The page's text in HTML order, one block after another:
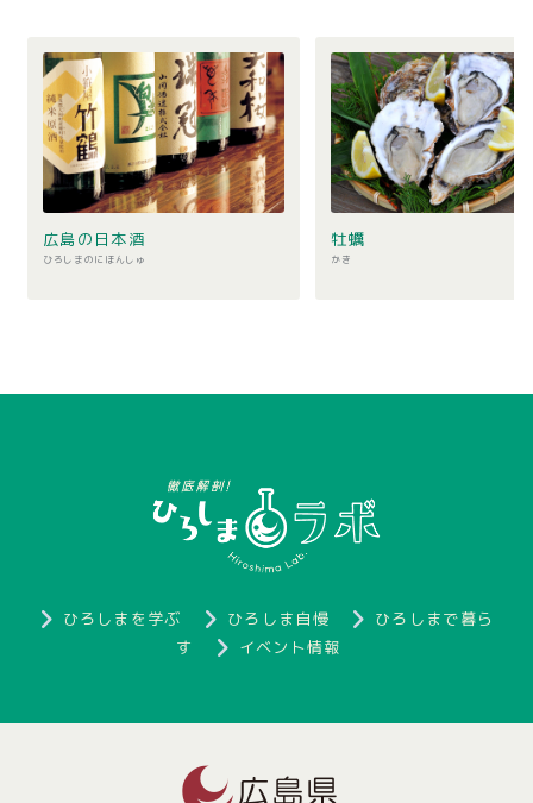
広島の日本酒
ひろしまのにほんしゅ
牡蠣
かき
ひろしまを学ぶ ひろしま自慢
ひろしまで暮ら
す
イベント情報